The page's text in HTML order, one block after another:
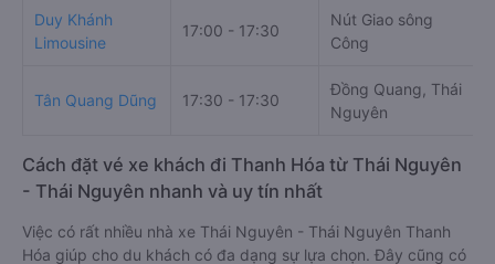
Duy Khánh
Limousine
17:00 - 17:30
Nút Giao sông
Công
Tân Quang Dũng 17:30 - 17:30
Đồng Quang, Thái
Nguyên
Cách đặt vé xe khách đi Thanh Hóa từ Thái Nguyên
- Thái Nguyên nhanh và uy tín nhất
Việc có rất nhiều nhà xe Thái Nguyên - Thái Nguyên Thanh
Hóa giúp cho du khách có đa dạng sự lựa chọn. Đây cũng có